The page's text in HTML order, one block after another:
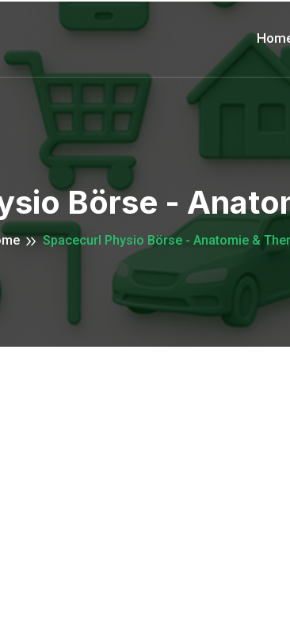
Börse -
Spacecurl Physio Börse - Anatomie &